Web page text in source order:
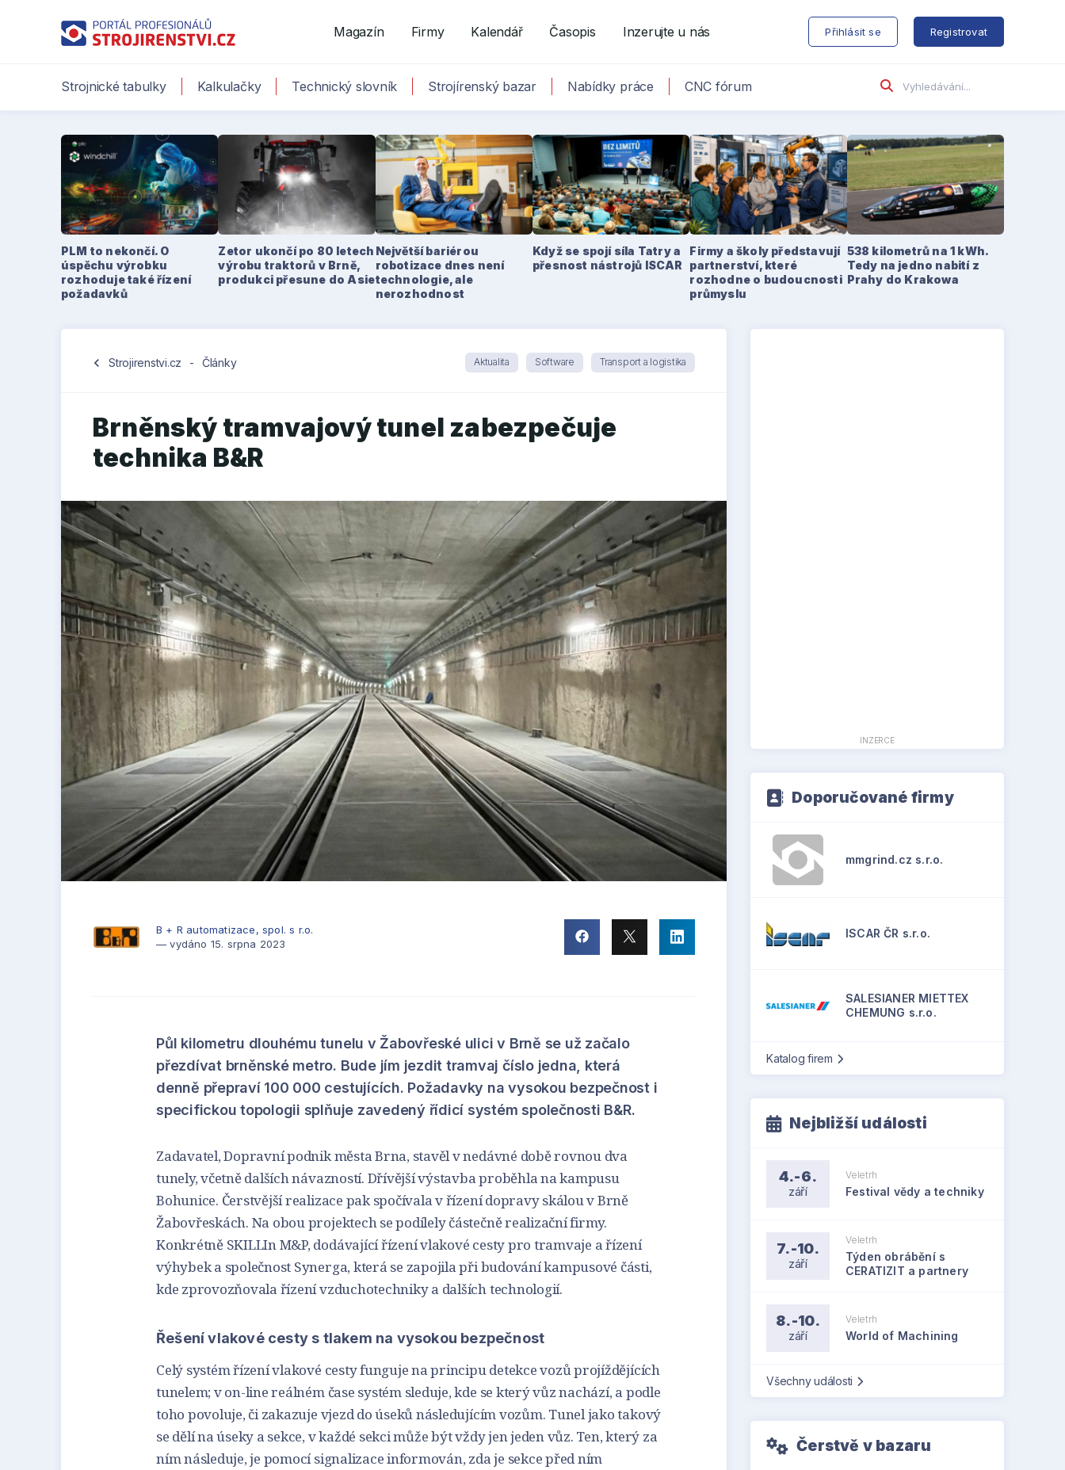
Magazín Firmy Kalendář Časopis Inzerujte u nás Přihlásit se Registrovat
Strojnické tabulky Kalkulačky Technický slovník Strojírenský bazar Nabídky práce CNC fórum
PLM to nekončí. O
úspěchu výrobku
rozhoduje také řízení
požadavků
Zetor ukončí po 80 letech
výrobu traktorů v Brně,
produkci přesune do Asie
Největší bariérou
robotizace dnes není
technologie, ale
nerozhodnost
Když se spojí síla Tatry a
přesnost nástrojů ISCAR
Firmy a školy představují
partnerství, které
rozhodne o budoucnosti
průmyslu
538 kilometrů na 1 kWh.
Tedy na jedno nabití z
Prahy do Krakowa
chevron_left Strojirenstvi.cz - Články Aktualita Software Transport a logistika
Brněnský tramvajový tunel zabezpečuje
technika B&R
B + R automatizace, spol. s r.o.
— vydáno 15. srpna 2023
Půl kilometru dlouhému tunelu v Žabovřeské ulici v Brně se už začalo
přezdívat brněnské metro. Bude jím jezdit tramvaj číslo jedna, která
denně přepraví 100 000 cestujících. Požadavky na vysokou bezpečnost i
specifickou topologii splňuje zavedený řídicí systém společnosti B&R.
Zadavatel, Dopravní podnik města Brna, stavěl v nedávné době rovnou dva
tunely, včetně dalších návazností. Dřívější výstavba proběhla na kampusu
Bohunice. Čerstvější realizace pak spočívala v řízení dopravy skálou v Brně
Žabovřeskách. Na obou projektech se podílely částečně realizační firmy.
Konkrétně SKILLIn M&P, dodávající řízení vlakové cesty pro tramvaje a řízení
výhybek a společnost Synerga, která se zapojila při budování kampusové části,
kde zprovozňovala řízení vzduchotechniky a dalších technologií.
Řešení vlakové cesty s tlakem na vysokou bezpečnost
Celý systém řízení vlakové cesty funguje na principu detekce vozů projíždějících
tunelem; v on-line reálném čase systém sleduje, kde se který vůz nachází, a podle
toho povoluje, či zakazuje vjezd do úseků následujícím vozům. Tunel jako takový
se dělí na úseky a sekce, v každé sekci může být vždy jen jeden vůz. Ten, který za
ním následuje, je pomocí signalizace informován, zda je sekce před ním
INZERCE
Doporučované firmy
mmgrind.cz s.r.o.
ISCAR ČR s.r.o.
SALESIANER MIETTEX
CHEMUNG s.r.o.
Katalog firem
Nejbližší události
4.-6.
září
Veletrh
Festival vědy a techniky
7.-10.
září
Veletrh
Týden obrábění s
CERATIZIT a partnery
8.-10.
září
Veletrh
World of Machining
Všechny události
Čerstvě v bazaru